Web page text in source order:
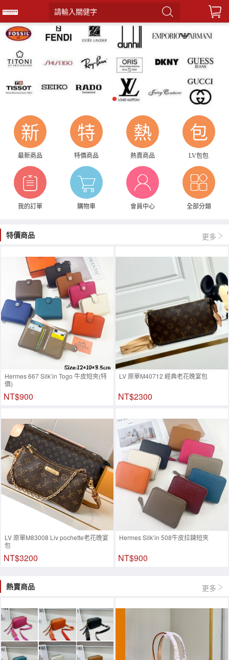
請輸入關健字
新
最新商品
特
特價商品
熱
熱賣商品
包
LV包包
我的訂單 購物車 會員中心 全部分類
特價商品 更多
Hermes 667 Silk’in Togo 牛皮短夾(特
價)
NT$900
LV 原單M40712 經典老花晚宴包
NT$2300
LV 原單M83008 Liv pochette老花晚宴
包
NT$3200
Hermes Silk’in 508牛皮拉鍊短夾
NT$900
熱賣商品 更多